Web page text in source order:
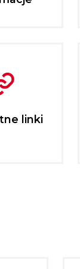
linki